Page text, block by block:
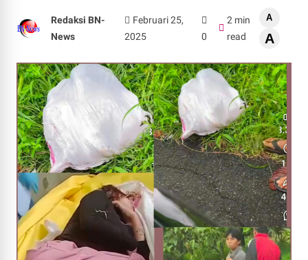
Redaksi BN-
News
Februari 25,
2025
0
2 min
read
A
A